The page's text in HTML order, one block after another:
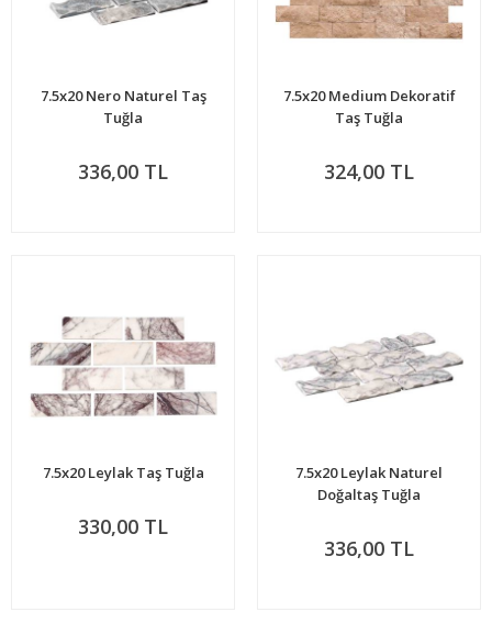
7.5x20 Nero Naturel Taş
Tuğla
336,00 TL
7.5x20 Medium Dekoratif
Taş Tuğla
324,00 TL
7.5x20 Leylak Taş Tuğla
330,00 TL
7.5x20 Leylak Naturel
Doğaltaş Tuğla
336,00 TL